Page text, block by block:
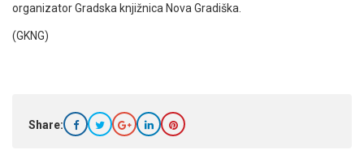
organizator Gradska knjižnica Nova Gradiška.
(GKNG)
Share: